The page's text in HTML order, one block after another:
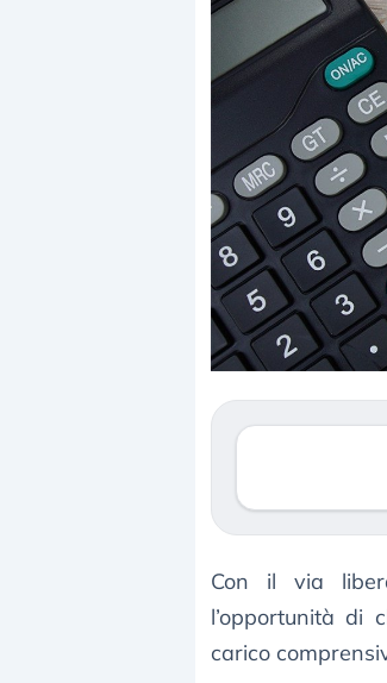
Con il via
l’opportunità di
carico